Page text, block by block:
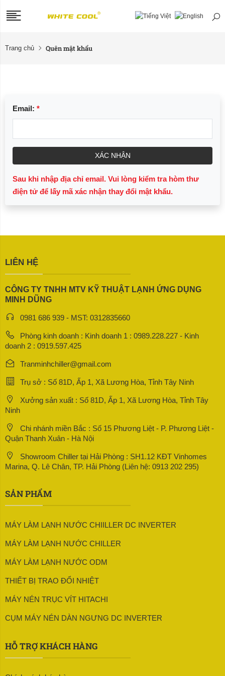
Trang chủ Quên mật khẩu
Email: *
XÁC NHẬN
Sau khi nhập địa chỉ email. Vui lòng kiểm tra hòm thư
điện tử để lấy mã xác nhận thay đổi mật khẩu.
LIÊN HỆ
CÔNG TY TNHH MTV KỸ THUẬT LẠNH ỨNG DỤNG
MINH DŨNG
0981 686 939 - MST: 0312835660
Phòng kinh doanh : Kinh doanh 1 : 0989.228.227 - Kinh
doanh 2 : 0919.597.425
Tranminhchiller@gmail.com
Trụ sở : Số 81D, Ấp 1, Xã Lương Hòa, Tỉnh Tây Ninh
Xưởng sản xuất : Số 81D, Ấp 1, Xã Lương Hòa, Tỉnh Tây
Ninh
Chi nhánh miền Bắc : Số 15 Phương Liệt - P. Phương Liệt -
Quận Thanh Xuân - Hà Nội
Showroom Chiller tại Hải Phòng : SH1.12 KĐT Vinhomes
Marina, Q. Lê Chân, TP. Hải Phòng (Liên hệ: 0913 202 295)
SẢN PHẨM
MÁY LÀM LẠNH NƯỚC CHIILLER DC INVERTER
MÁY LÀM LẠNH NƯỚC CHILLER
MÁY LÀM LẠNH NƯỚC ODM
THIẾT BỊ TRAO ĐỔI NHIỆT
MÁY NÉN TRỤC VÍT HITACHI
CỤM MÁY NÉN DÀN NGƯNG DC INVERTER
HỖ TRỢ KHÁCH HÀNG